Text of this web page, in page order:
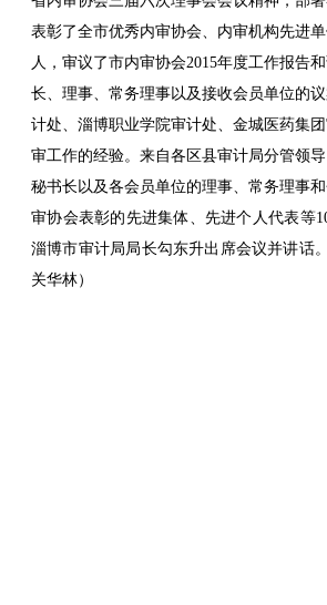
表彰了全市优秀内审协会、内审机构先进
人，审议了市内审协会2015年度工作报告
长、理事、常务理事以及接收会员单位的
计处、淄博职业学院审计处、金城医药集
审工作的经验。来自各区县审计局分管领
秘书长以及各会员单位的理事、常务理事
审协会表彰的先进集体、先进个人代表等
淄博市审计局局长勾东升出席会议并讲话
关华林）